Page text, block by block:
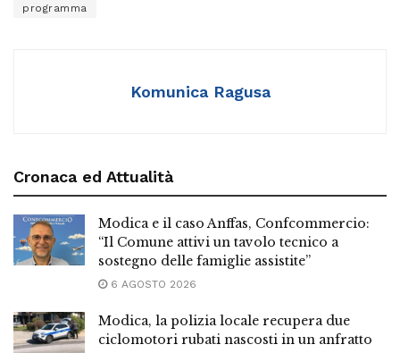
programma
Komunica Ragusa
Cronaca ed Attualità
Modica e il caso Anffas, Confcommercio:
“Il Comune attivi un tavolo tecnico a
sostegno delle famiglie assistite”
6 AGOSTO 2026
Modica, la polizia locale recupera due
ciclomotori rubati nascosti in un anfratto